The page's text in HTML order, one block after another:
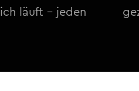
läuft – jeden